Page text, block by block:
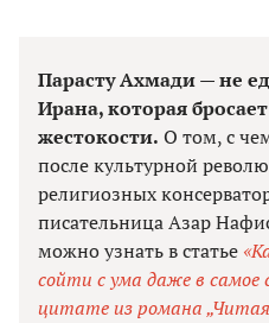
Парасту Ахмади — не
Ирана, которая
жестокости. О том, с
после культурной
религиозных
писательница Азар
можно узнать в статье
сойти с ума даже в
цитате из романа „Читая